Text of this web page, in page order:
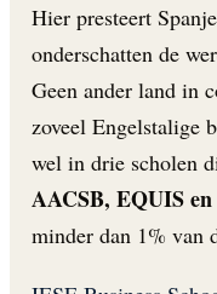
Hier presteert
onderschatten de
Geen ander land in
zoveel Engelstalige
wel in drie scholen
AACSB, EQUIS
minder dan 1% van